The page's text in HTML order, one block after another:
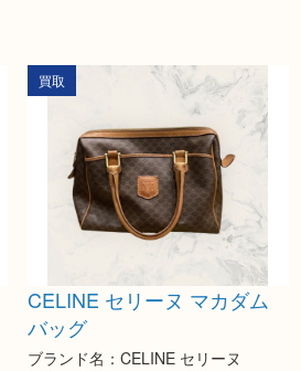
買取
CELINE セリーヌ マカダム
バッグ
ブランド名：CELINE セリーヌ